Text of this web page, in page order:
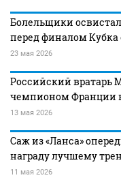
Болельщики
перед финалом Кубка
23 мая 2026
Российский вратарь
чемпионом Франции
13 мая 2026
Саж из «Ланса»
награду лучшему
11 мая 2026